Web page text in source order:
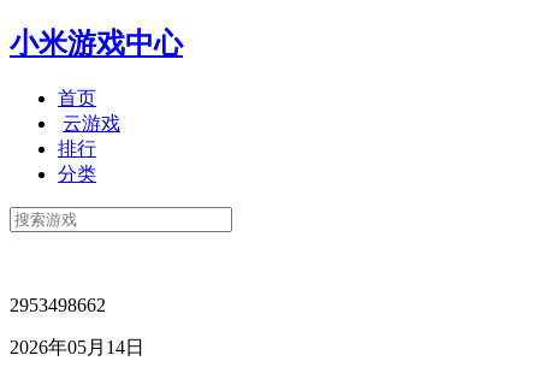
小米游戏中心
首页
云游戏
排行
分类
2953498662
2026年05月14日